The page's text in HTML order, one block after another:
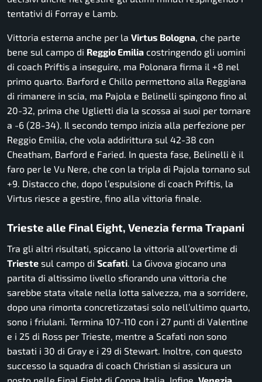
tentativi di Forray e Lamb.
Vittoria esterna anche per la Virtus Bologna, che parte
bene sul campo di Reggio Emilia costringendo gli uomini
di coach Priftis a inseguire, ma Polonara firma il +8 nel
primo quarto. Barford e Chillo permettono alla Reggiana
di rimanere in scia, ma Pajola e Belinelli spingono fino al
20-32, prima che Uglietti dia la scossa ai suoi per tornare
a -6 (28-34). Il secondo tempo inizia alla perfezione per
Reggio Emilia, che vola addirittura sul 42-38 con
Cheatham, Barford e Faried. In questa fase, Belinelli è il
faro per le Vu Nere, che con la tripla di Pajola tornano sul
+9. Distacco che, dopo l’espulsione di coach Priftis, la
Virtus riesce a gestire, fino alla vittoria finale.
Trieste alle Final Eight, Venezia ferma Trapani
Tra gli altri risultati, spiccano la vittoria all’overtime di
Trieste sul campo di Scafati. La Givova giocano una
partita di altissimo livello sfiorando una vittoria che
sarebbe stata vitale nella lotta salvezza, ma a sorridere,
dopo una rimonta concretizzatasi solo nell’ultimo quarto,
sono i friulani. Termina 107-110 con i 27 punti di Valentine
e i 25 di Ross per Trieste, mentre a Scafati non sono
bastati i 30 di Gray e i 29 di Stewart. Inoltre, con questo
successo la squadra di coach Christian si assicura un